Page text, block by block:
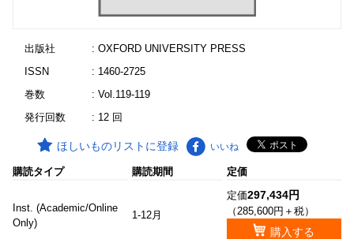
出版社
: OXFORD UNIVERSITY PRESS
ISSN
: 1460-2725
巻数
: Vol.119-119
発行回数
: 12 回
ほしいものリストに登録 いいね
購読タイプ 購読期間 定価
Inst. (Academic/Online
Only)
1-12月
定価297,434円
（285,600円＋税）
購入する